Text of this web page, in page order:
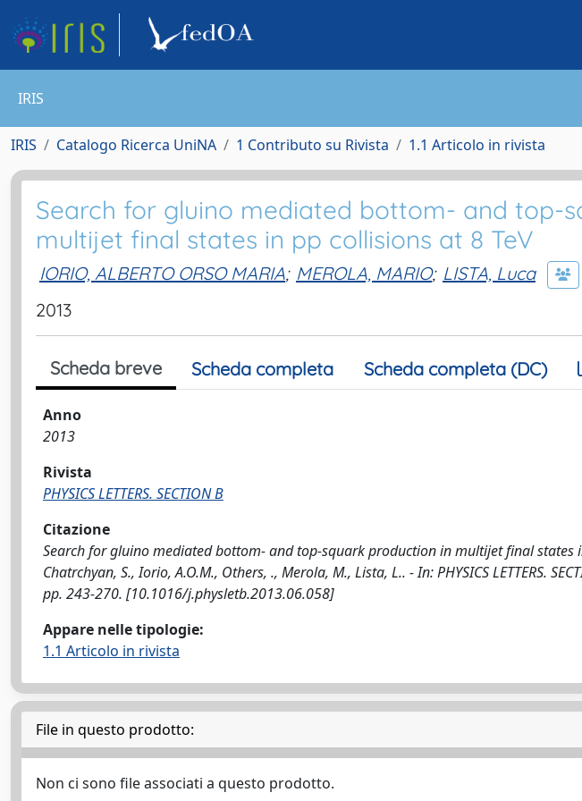
IRIS
IRIS Catalogo Ricerca UniNA 1 Contributo su Rivista 1.1 Articolo in rivista
Search for gluino mediated bottom- and top-
multijet final states in pp collisions at 8 TeV
IORIO, ALBERTO ORSO MARIA; MEROLA, MARIO; LISTA, Luca
2013
Scheda breve Scheda completa Scheda completa (DC)
Anno
2013
Rivista
PHYSICS LETTERS. SECTION B
Citazione
Search for gluino mediated bottom- and top-squark production in multijet final states
Chatrchyan, S., Iorio, A.O.M., Others, ., Merola, M., Lista, L.. - In: PHYSICS LETTERS.
pp. 243-270. [10.1016/j.physletb.2013.06.058]
Appare nelle tipologie:
1.1 Articolo in rivista
File in questo prodotto:
Non ci sono file associati a questo prodotto.